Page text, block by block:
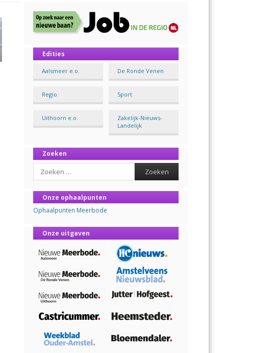
Edities
Aalsmeer e.o. De Ronde Venen
Regio Sport
Uithoorn e.o.
Zakelijk-Nieuws-
Landelijk
Zoeken
Search
Onze ophaalpunten
Ophaalpunten Meerbode
Onze uitgaven